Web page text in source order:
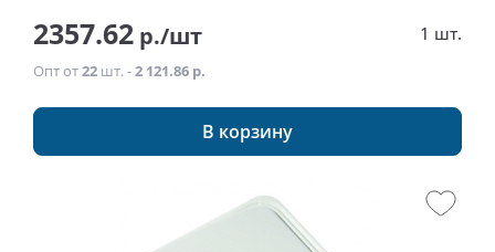
2357.62 р./шт 1 шт.
Опт от22 шт. -2 121.86 р.
В корзину